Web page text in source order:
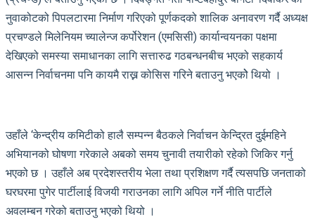
नुवाकोटको पिपलटारमा निर्माण गरिएको पूर्णकदको शालिक अनावरण गर्दै अध्यक्ष
प्रचण्डले मिलेनियम च्यालेन्ज कर्पोरेशन (एमसिसी) कार्यान्वयनका पक्षमा
देखिएको समस्या समाधानका लागि सत्तारुढ गठबन्धनबीच भएको सहकार्य
आसन्न निर्वाचनमा पनि कायमै राख्न कोसिस गरिने बताउनु भएकोे थियो ।
उहाँले ‘केन्द्रीय कमिटीको हालै सम्पन्न बैठकले निर्वाचन केन्द्रित दुईमहिने
अभियानको घोषणा गरेकाले अबको समय चुनावी तयारीको रहेको जिकिर गर्नु
भएको छ । उहाँले अब प्रदेशस्तरीय भेला तथा प्रशिक्षण गर्दै त्यसपछि जनताको
घरघरमा पुगेर पार्टीलाई विजयी गराउनका लागि अपिल गर्ने नीति पार्टीले
अवलम्बन गरेको बताउनु भएको थियो ।